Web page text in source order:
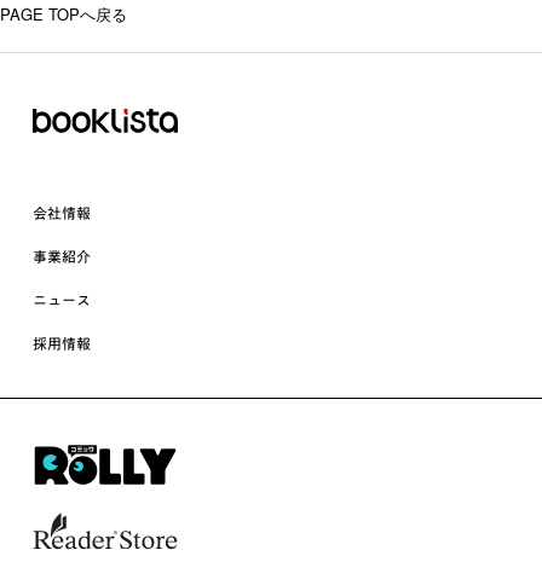
PAGE TOPへ戻る
会社情報
事業紹介
ニュース
採用情報